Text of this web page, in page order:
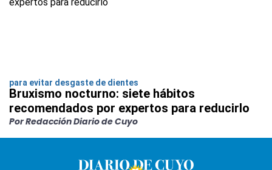
para evitar desgaste de dientes
Bruxismo nocturno: siete hábitos
recomendados por expertos para reducirlo
Por Redacción Diario de Cuyo